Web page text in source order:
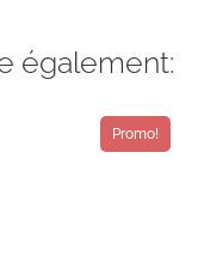
également:
Promo!